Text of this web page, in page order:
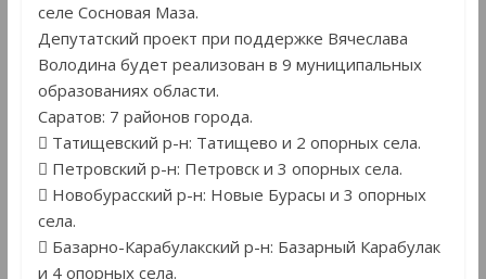
селе Сосновая Маза.
Депутатский проект при поддержке Вячеслава
Володина будет реализован в 9 муниципальных
образованиях области.
Саратов: 7 районов города.
 Татищевский р-н: Татищево и 2 опорных села.
 Петровский р-н: Петровск и 3 опорных села.
 Новобурасский р-н: Новые Бурасы и 3 опорных
села.
 Базарно-Карабулакский р-н: Базарный Карабулак
и 4 опорных села.